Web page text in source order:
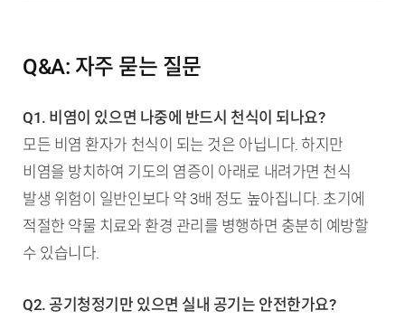
Q&A: 자주 묻는 질문
Q1. 비염이 있으면 나중에 반드시 천식이 되나요?
모든 비염 환자가 천식이 되는 것은 아닙니다. 하지만
비염을 방치하여 기도의 염증이 아래로 내려가면 천식
발생 위험이 일반인보다 약 3배 정도 높아집니다. 초기에
적절한 약물 치료와 환경 관리를 병행하면 충분히 예방할
수 있습니다.
Q2. 공기청정기만 있으면 실내 공기는 안전한가요?